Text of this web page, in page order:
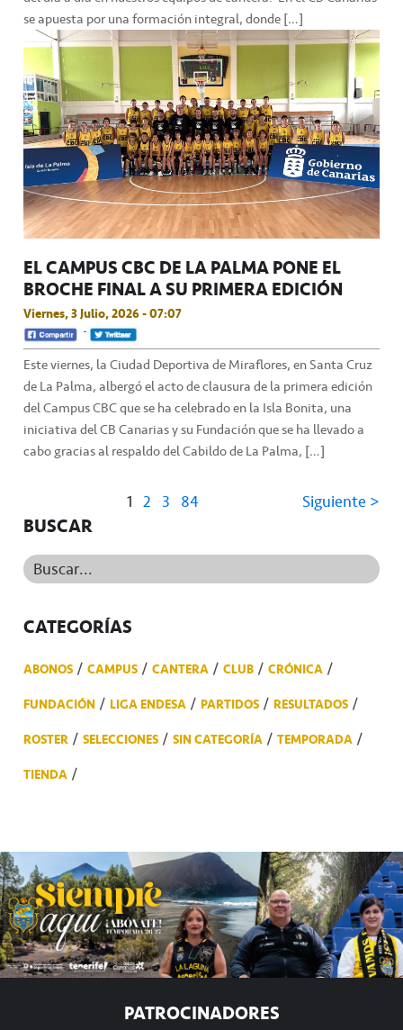
se apuesta por una formación integral, donde […]
EL CAMPUS CBC DE LA PALMA PONE EL
BROCHE FINAL A SU PRIMERA EDICIÓN
Viernes, 3 Julio, 2026 - 07:07
Este viernes, la Ciudad Deportiva de Miraflores, en Santa Cruz
de La Palma, albergó el acto de clausura de la primera edición
del Campus CBC que se ha celebrado en la Isla Bonita, una
iniciativa del CB Canarias y su Fundación que se ha llevado a
cabo gracias al respaldo del Cabildo de La Palma, […]
1 2 3 84 Siguiente >
BUSCAR
Buscar...
CATEGORÍAS
ABONOS CAMPUS CANTERA CLUB
CRÓNICA
FUNDACIÓN
LIGA ENDESA PARTIDOS
RESULTADOS
ROSTER
SELECCIONES SIN CATEGORÍA
TEMPORADA
TIENDA
PATROCINADORES